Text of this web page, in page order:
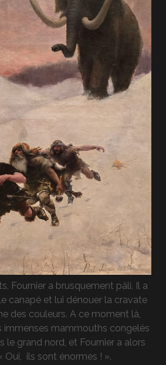
Fournier a brusquement pâli. Il a
canapé et lui dénouer la cravate
des couleurs. A ce moment là,
immenses mammouths congelés
le grand nord, et Fournier a alors
Oui, ils sont énormes ! ».